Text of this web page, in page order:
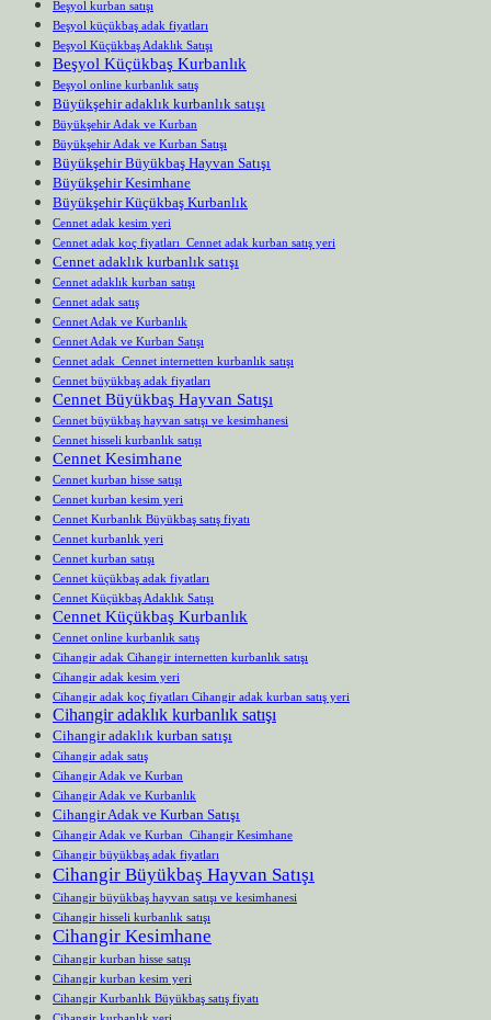
Beşyol kurban satışı
Beşyol küçükbaş adak fiyatları
Beşyol Küçükbaş Adaklık Satışı
Beşyol Küçükbaş Kurbanlık
Beşyol online kurbanlık satış
Büyükşehir adaklık kurbanlık satışı
Büyükşehir Adak ve Kurban
Büyükşehir Adak ve Kurban Satışı
Büyükşehir Büyükbaş Hayvan Satışı
Büyükşehir Kesimhane
Büyükşehir Küçükbaş Kurbanlık
Cennet adak kesim yeri
Cennet adak koç fiyatları Cennet adak kurban satış yeri
Cennet adaklık kurbanlık satışı
Cennet adaklık kurban satışı
Cennet adak satış
Cennet Adak ve Kurbanlık
Cennet Adak ve Kurban Satışı
Cennet adak Cennet internetten kurbanlık satışı
Cennet büyükbaş adak fiyatları
Cennet Büyükbaş Hayvan Satışı
Cennet büyükbaş hayvan satışı ve kesimhanesi
Cennet hisseli kurbanlık satışı
Cennet Kesimhane
Cennet kurban hisse satışı
Cennet kurban kesim yeri
Cennet Kurbanlık Büyükbaş satış fiyatı
Cennet kurbanlık yeri
Cennet kurban satışı
Cennet küçükbaş adak fiyatları
Cennet Küçükbaş Adaklık Satışı
Cennet Küçükbaş Kurbanlık
Cennet online kurbanlık satış
Cihangir adak Cihangir internetten kurbanlık satışı
Cihangir adak kesim yeri
Cihangir adak koç fiyatları Cihangir adak kurban satış yeri
Cihangir adaklık kurbanlık satışı
Cihangir adaklık kurban satışı
Cihangir adak satış
Cihangir Adak ve Kurban
Cihangir Adak ve Kurbanlık
Cihangir Adak ve Kurban Satışı
Cihangir Adak ve Kurban Cihangir Kesimhane
Cihangir büyükbaş adak fiyatları
Cihangir Büyükbaş Hayvan Satışı
Cihangir büyükbaş hayvan satışı ve kesimhanesi
Cihangir hisseli kurbanlık satışı
Cihangir Kesimhane
Cihangir kurban hisse satışı
Cihangir kurban kesim yeri
Cihangir Kurbanlık Büyükbaş satış fiyatı